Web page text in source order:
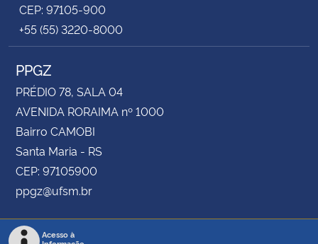
CEP: 97105-900
+55 (55) 3220-8000
PPGZ
PRÉDIO 78, SALA 04
AVENIDA RORAIMA nº 1000
Bairro CAMOBI
Santa Maria - RS
CEP: 97105900
ppgz@ufsm.br
Acesso à